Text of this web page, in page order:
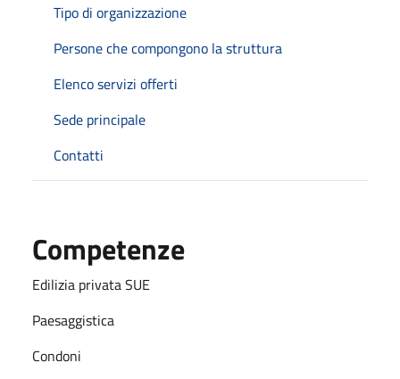
Tipo di organizzazione
Persone che compongono la struttura
Elenco servizi offerti
Sede principale
Contatti
Competenze
Edilizia privata SUE
Paesaggistica
Condoni